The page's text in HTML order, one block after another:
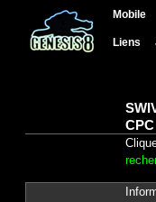
Mobile
Liens